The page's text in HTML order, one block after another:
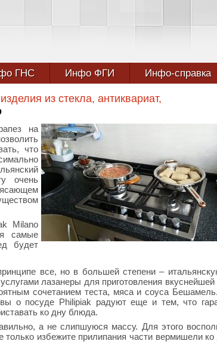
ГНС Инфо ФГИ Инфо-справка
из стекла, антиквариат,
на
что
очень
Milano
самые
будет
все, но в большей степени –
лазанеры для приготовления вкуснейшей
сочетанием теста, мяса и соуса
о посуде Philipiak радуют еще и тем, что
ко дну блюда.
а не слипшуюся массу. Для этого
избежите прилипания части вермишели ко